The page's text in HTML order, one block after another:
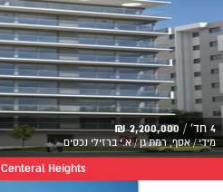
4 חד' / 2,200,000 ₪
מידי / אסף, רמת גן / א.י ברזילי נכסים
Centeral Heights - שלב ב'